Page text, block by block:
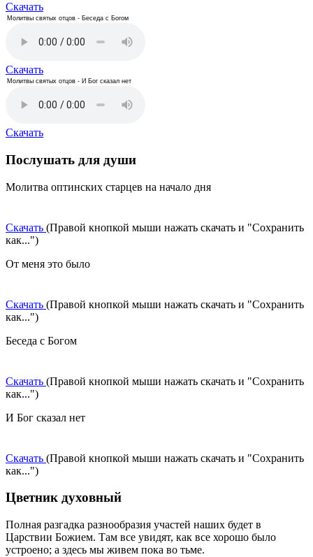
Скачать
Молитвы святых отцов - Беседа с Богом
Скачать
Молитвы святых отцов - И Бог сказал нет
Скачать
Послушать для души
Молитва оптинских старцев на начало дня
Скачать (Правой кнопкой мыши нажать скачать и "Сохранить
как...")
От меня это было
Скачать (Правой кнопкой мыши нажать скачать и "Сохранить
как...")
Беседа с Богом
Скачать (Правой кнопкой мыши нажать скачать и "Сохранить
как...")
И Бог сказал нет
Скачать (Правой кнопкой мыши нажать скачать и "Сохранить
как...")
Цветник духовный
Полная разгадка разнообразия участей наших будет в
Царствии Божием. Там все увидят, как все хорошо было
устроено; а здесь мы живем пока во тьме.